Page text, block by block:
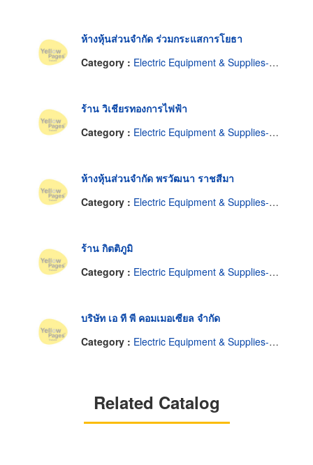
ห้างหุ้นส่วนจำกัด ร่วมกระแสการโยธา
Category : Electric Equipment & Supplies-Renting
ร้าน วิเชียรทองการไฟฟ้า
Category : Electric Equipment & Supplies-Renting
ห้างหุ้นส่วนจำกัด พรวัฒนา ราชสีมา
Category : Electric Equipment & Supplies-Renting
ร้าน กิตติภูมิ
Category : Electric Equipment & Supplies-Renting
บริษัท เอ ที พี คอมเมอเซียล จำกัด
Category : Electric Equipment & Supplies-Renting
Related Catalog